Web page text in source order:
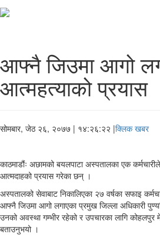
आफ्नै जिउमा आगो
आत्महत्याको प्रयास
सोमबार, जेठ २६, २०७७ | १४:२६:२२ |क्लिक खबर
काठमाडौंः अछामको बयलपाटा अस्पतालका एक
आत्मदाहको प्रयास गरेका छन् ।
अस्पतालको सेवाबाट निकालिएका २७ वर्षका सफाइ
आफ्नै जिउमा आगो लगाएका प्रमुख जिल्ला अधिकारी
उनको अवस्था गम्भीर रहेको र उपचारका लागि
बताउनुभयो ।